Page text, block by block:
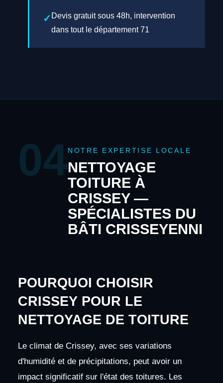
Devis gratuit sous 48h, intervention
dans tout le département 71
04NOTRE EXPERTISE LOCALE
NETTOYAGE
TOITURE À
CRISSEY —
SPÉCIALISTES DU
BÂTI CRISSEYENNI
POURQUOI CHOISIR
CRISSEY POUR LE
NETTOYAGE DE TOITURE
Le climat de Crissey, avec ses variations
d'humidité et de précipitations, peut avoir un
impact significatif sur l'état des toitures. Les